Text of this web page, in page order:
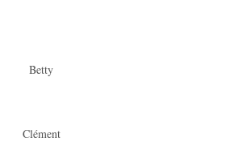
Betty
Clément